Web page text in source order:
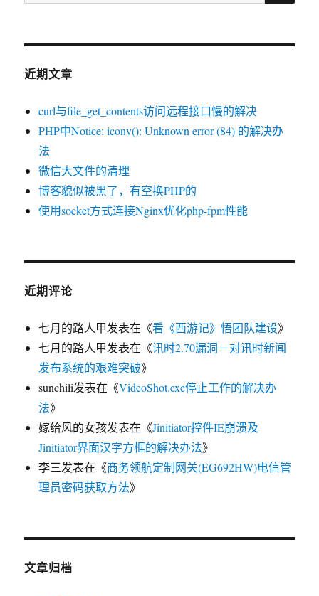
近期文章
curl与file_get_contents访问远程接口慢的解决
PHP中Notice: iconv(): Unknown error (84) 的解决办
法
微信大文件的清理
博客貌似被黑了，有空换PHP的
使用socket方式连接Nginx优化php-fpm性能
近期评论
七月的路人甲发表在《看《西游记》悟团队建设》
七月的路人甲发表在《讯时2.70漏洞－对讯时新闻
发布系统的艰难突破》
sunchili发表在《VideoShot.exe停止工作的解决办
法》
嫁给风的女孩发表在《Jinitiator控件IE崩溃及
Jinitiator界面汉字方框的解决办法》
李三发表在《商务领航定制网关(EG692HW)电信管
理员密码获取方法》
文章归档